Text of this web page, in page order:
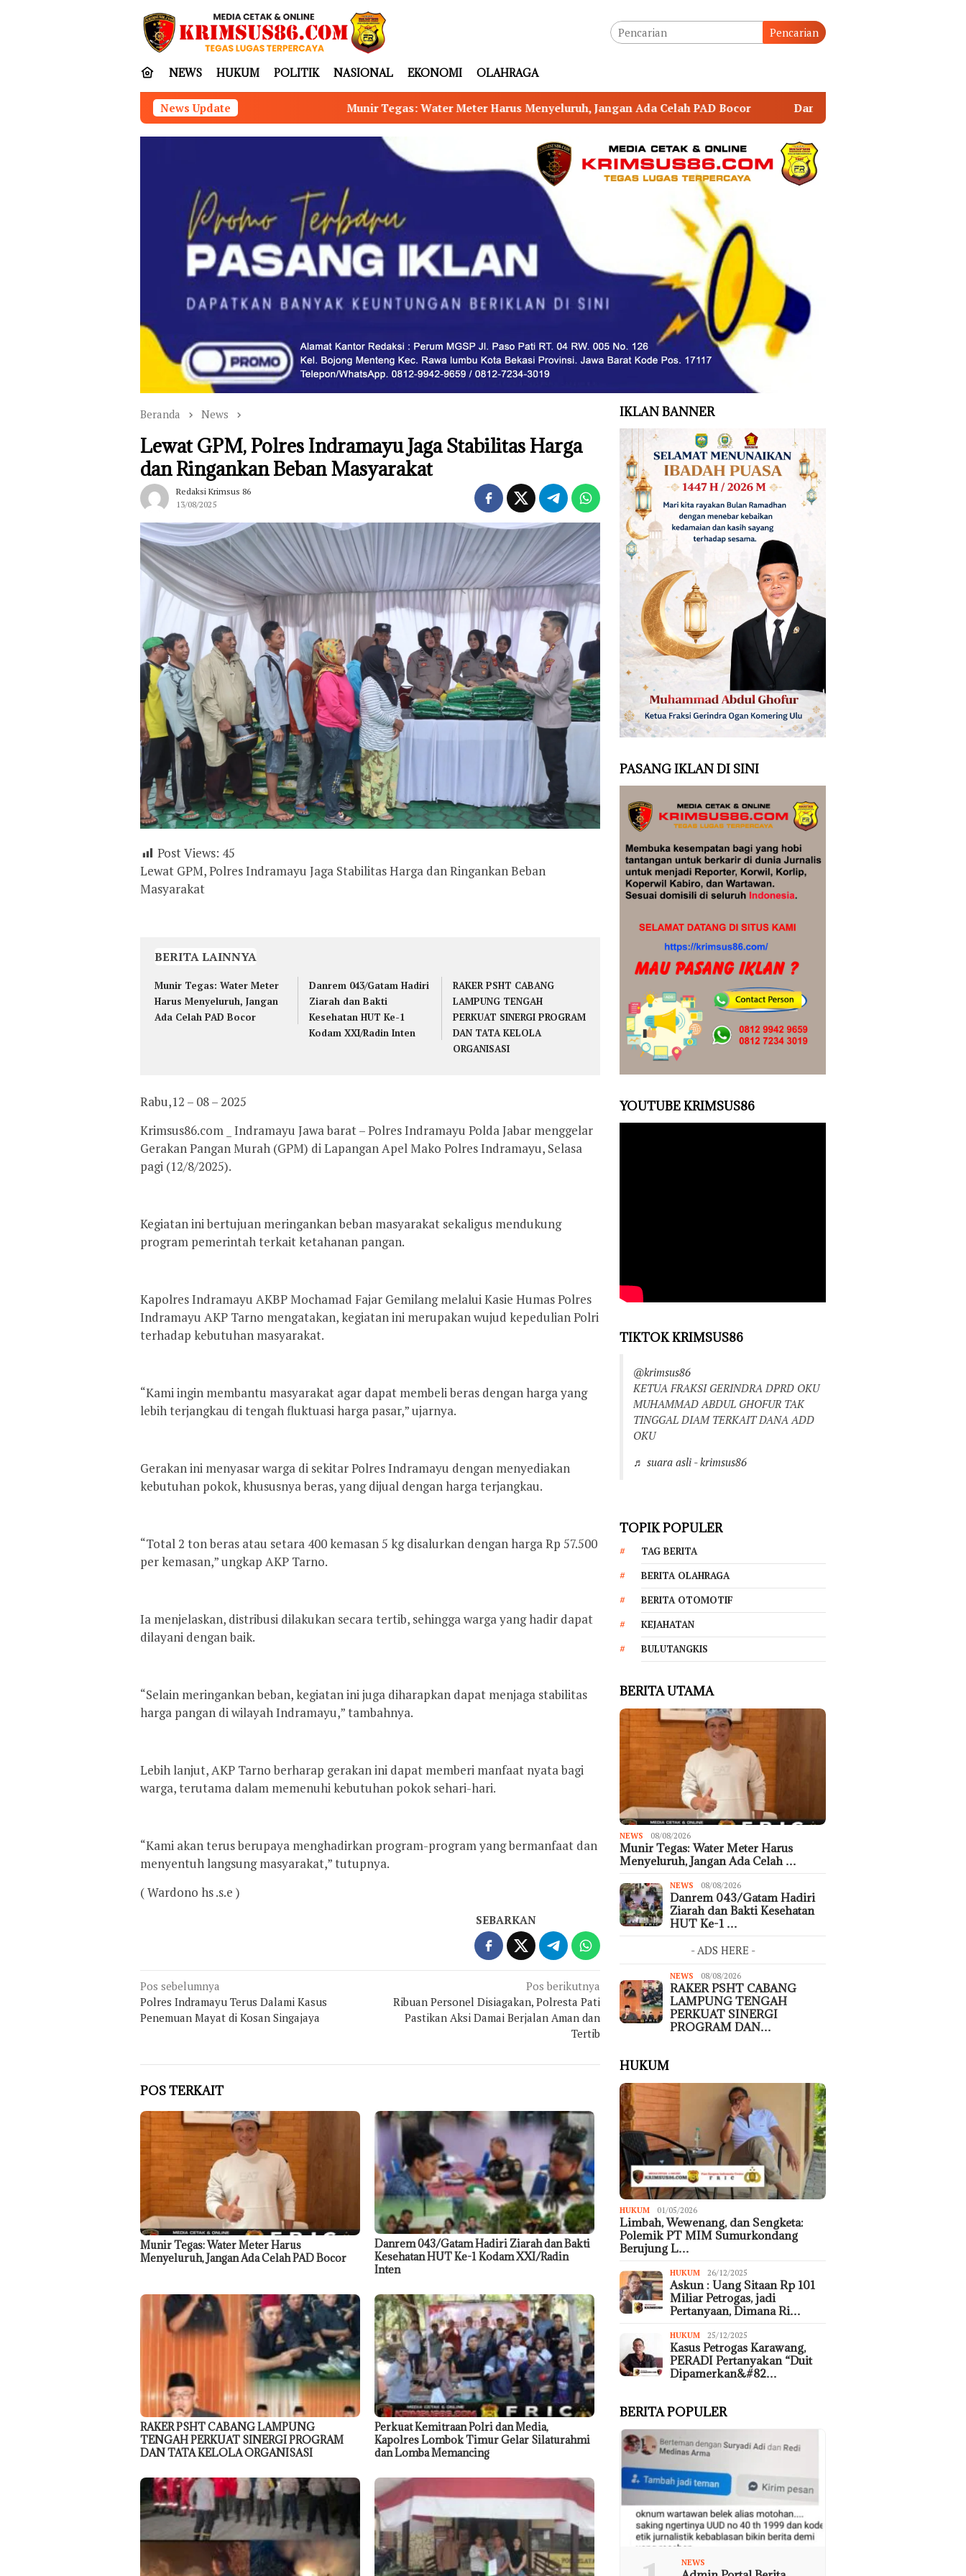
Pencarian
NEWS HUKUM POLITIK NASIONAL EKONOMI OLAHRAGA
News UpdateMunir Tegas: Water Meter Harus Menyeluruh, Jangan Ada Celah PAD Bocor Danrem 043/Gatam Hadiri Ziarah dan Bakti Kesehatan
Beranda News
Lewat GPM, Polres Indramayu Jaga Stabilitas Harga
dan Ringankan Beban Masyarakat
Redaksi Krimsus 86
13/08/2025
Post Views: 45
Lewat GPM, Polres Indramayu Jaga Stabilitas Harga dan Ringankan Beban
Masyarakat
BERITA LAINNYA
Munir Tegas: Water Meter
Harus Menyeluruh, Jangan
Ada Celah PAD Bocor
Danrem 043/Gatam Hadiri
Ziarah dan Bakti
Kesehatan HUT Ke-1
Kodam XXI/Radin Inten
RAKER PSHT CABANG
LAMPUNG TENGAH
PERKUAT SINERGI PROGRAM
DAN TATA KELOLA
ORGANISASI
Rabu,12 – 08 – 2025
Krimsus86.com _ Indramayu Jawa barat – Polres Indramayu Polda Jabar menggelar
Gerakan Pangan Murah (GPM) di Lapangan Apel Mako Polres Indramayu, Selasa
pagi (12/8/2025).
Kegiatan ini bertujuan meringankan beban masyarakat sekaligus mendukung
program pemerintah terkait ketahanan pangan.
Kapolres Indramayu AKBP Mochamad Fajar Gemilang melalui Kasie Humas Polres
Indramayu AKP Tarno mengatakan, kegiatan ini merupakan wujud kepedulian Polri
terhadap kebutuhan masyarakat.
“Kami ingin membantu masyarakat agar dapat membeli beras dengan harga yang
lebih terjangkau di tengah fluktuasi harga pasar,” ujarnya.
Gerakan ini menyasar warga di sekitar Polres Indramayu dengan menyediakan
kebutuhan pokok, khususnya beras, yang dijual dengan harga terjangkau.
“Total 2 ton beras atau setara 400 kemasan 5 kg disalurkan dengan harga Rp 57.500
per kemasan,” ungkap AKP Tarno.
Ia menjelaskan, distribusi dilakukan secara tertib, sehingga warga yang hadir dapat
dilayani dengan baik.
“Selain meringankan beban, kegiatan ini juga diharapkan dapat menjaga stabilitas
harga pangan di wilayah Indramayu,” tambahnya.
Lebih lanjut, AKP Tarno berharap gerakan ini dapat memberi manfaat nyata bagi
warga, terutama dalam memenuhi kebutuhan pokok sehari-hari.
“Kami akan terus berupaya menghadirkan program-program yang bermanfaat dan
menyentuh langsung masyarakat,” tutupnya.
( Wardono hs .s.e )
SEBARKAN
Navigasi
pos
Pos sebelumnya
Polres Indramayu Terus Dalami Kasus
Penemuan Mayat di Kosan Singajaya
Pos berikutnya
Ribuan Personel Disiagakan, Polresta Pati
Pastikan Aksi Damai Berjalan Aman dan
Tertib
POS TERKAIT
Munir Tegas: Water Meter Harus
Menyeluruh, Jangan Ada Celah PAD Bocor
Danrem 043/Gatam Hadiri Ziarah dan Bakti
Kesehatan HUT Ke-1 Kodam XXI/Radin
Inten
RAKER PSHT CABANG LAMPUNG
TENGAH PERKUAT SINERGI PROGRAM
DAN TATA KELOLA ORGANISASI
Perkuat Kemitraan Polri dan Media,
Kapolres Lombok Timur Gelar Silaturahmi
dan Lomba Memancing
IKLAN BANNER
PASANG IKLAN DI SINI
YOUTUBE KRIMSUS86
TIKTOK KRIMSUS86
@krimsus86
KETUA FRAKSI GERINDRA DPRD OKU
MUHAMMAD ABDUL GHOFUR TAK
TINGGAL DIAM TERKAIT DANA ADD
OKU
♬ suara asli - krimsus86
TOPIK POPULER
TAG BERITA
BERITA OLAHRAGA
BERITA OTOMOTIF
KEJAHATAN
BULUTANGKIS
BERITA UTAMA
NEWS 08/08/2026
Munir Tegas: Water Meter Harus
Menyeluruh, Jangan Ada Celah …
NEWS 08/08/2026
Danrem 043/Gatam Hadiri
Ziarah dan Bakti Kesehatan
HUT Ke-1 …
- ADS HERE -
NEWS 08/08/2026
RAKER PSHT CABANG
LAMPUNG TENGAH
PERKUAT SINERGI
PROGRAM DAN…
HUKUM
HUKUM 01/05/2026
Limbah, Wewenang, dan Sengketa:
Polemik PT MIM Sumurkondang
Berujung L…
HUKUM 26/12/2025
Askun : Uang Sitaan Rp 101
Miliar Petrogas, jadi
Pertanyaan, Dimana Ri…
HUKUM 25/12/2025
Kasus Petrogas Karawang,
PERADI Pertanyakan “Duit
Dipamerkan&#82…
BERITA POPULER
NEWS